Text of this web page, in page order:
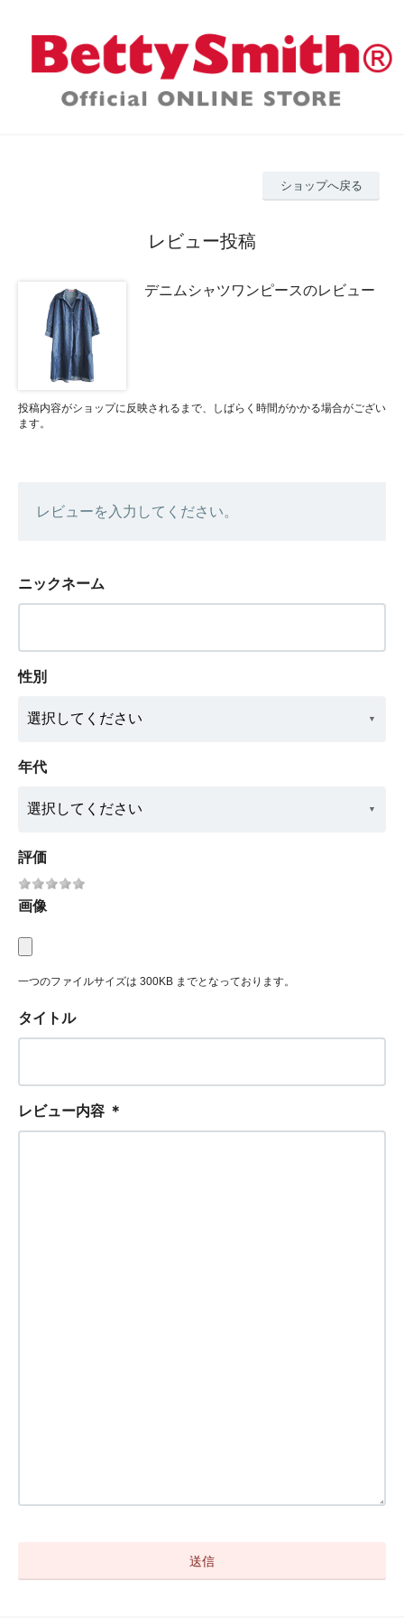
ショップへ戻る
レビュー投稿
デニムシャツワンピースのレビュー
投稿内容がショップに反映されるまで、しばらく時間がかかる場合がござい
ます。
レビューを入力してください。
ニックネーム
性別
年代
評価
画像
一つのファイルサイズは 300KB までとなっております。
タイトル
レビュー内容 ＊